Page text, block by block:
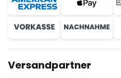
Versandpartner